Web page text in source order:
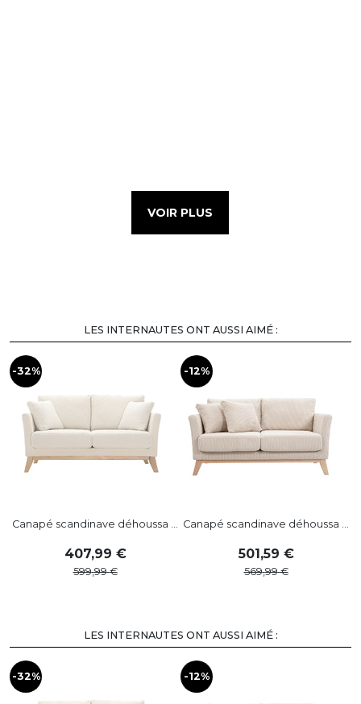
VOIR PLUS
LES INTERNAUTES ONT AUSSI AIMÉ :
-32%
Canapé scandinave déhoussa ...
407,99
599,99
-12%
Canapé scandinave déhoussa ...
501,59
569,99
LES INTERNAUTES ONT AUSSI AIMÉ :
-32% -12%